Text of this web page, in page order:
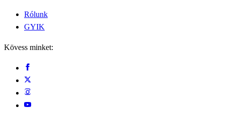
Rólunk
GYIK
Kövess minket: